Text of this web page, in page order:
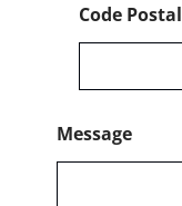
Code Postal
Message